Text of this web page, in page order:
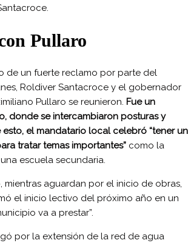
Pullaro
de un fuerte reclamo por parte del
Roldiver Santacroce y el gobernador
Pullaro se reunieron. Fue un
donde se intercambiaron posturas y
esto, el mandatario local celebró “tener un
tratar temas importantes” como la
escuela secundaria.
mientras aguardan por el inicio de obras,
el inicio lectivo del próximo año en un
va a prestar”.
por la extensión de la red de agua